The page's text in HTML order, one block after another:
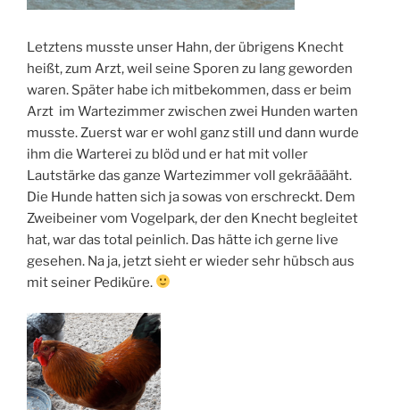
Letztens musste unser Hahn, der übrigens Knecht
heißt, zum Arzt, weil seine Sporen zu lang geworden
waren. Später habe ich mitbekommen, dass er beim
Arzt im Wartezimmer zwischen zwei Hunden warten
musste. Zuerst war er wohl ganz still und dann wurde
ihm die Warterei zu blöd und er hat mit voller
Lautstärke das ganze Wartezimmer voll gekrääääht.
Die Hunde hatten sich ja sowas von erschreckt. Dem
Zweibeiner vom Vogelpark, der den Knecht begleitet
hat, war das total peinlich. Das hätte ich gerne live
gesehen. Na ja, jetzt sieht er wieder sehr hübsch aus
mit seiner Pediküre.